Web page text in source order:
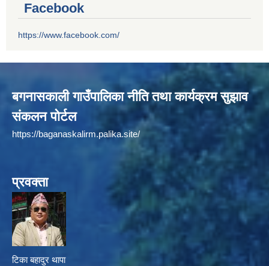
Facebook
https://www.facebook.com/
बगनासकाली गाउँपालिका नीति तथा कार्यक्रम सुझाव
संकलन पोर्टल
https://baganaskalirm.palika.site/
प्रवक्ता
टिका बहादुर थापा